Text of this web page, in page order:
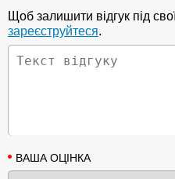
Щоб залишити відгук під
зареєструйтеся.
ВАША ОЦІНКА